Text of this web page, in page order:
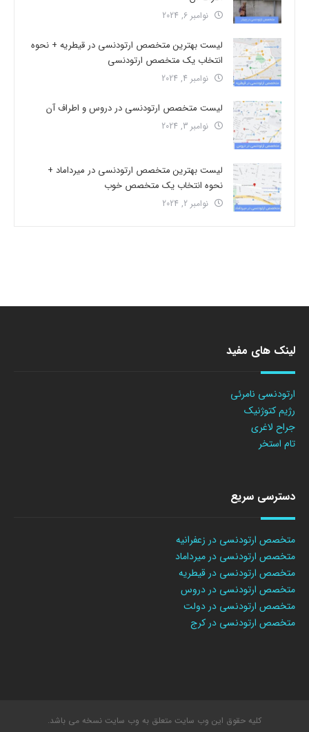
نوامبر 6, 2024
لیست بهترین متخصص ارتودنسی در قیطریه + نحوه
انتخاب یک متخصص ارتودنسی
نوامبر 4, 2024
لیست متخصص ارتودنسی در دروس و اطراف آن
نوامبر 3, 2024
لیست بهترین متخصص ارتودنسی در میرداماد +
نحوه انتخاب یک متخصص خوب
نوامبر 2, 2024
لینک های مفید
ارتودنسی نامرئی
رژیم کتوژنیک
جراح لاغری
تام استخر
دسترسی سریع
متخصص ارتودنسی در زعفرانیه
متخصص ارتودنسی در میرداماد
متخصص ارتودنسی در قیطریه
متخصص ارتودنسی در دروس
متخصص ارتودنسی در دولت
متخصص ارتودنسی در کرج
کلیه حقوق این وب سایت متعلق به وب سایت نسخه می باشد.